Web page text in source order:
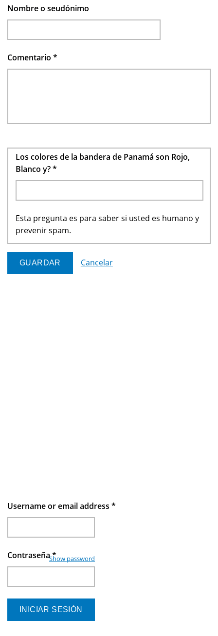
Nombre o seudónimo
Comentario *
Los colores de la bandera de Panamá son Rojo,
Blanco y?*
Esta pregunta es para saber si usted es humano y
prevenir spam.
Cancelar
Username or email address *
Contraseña*
Show password